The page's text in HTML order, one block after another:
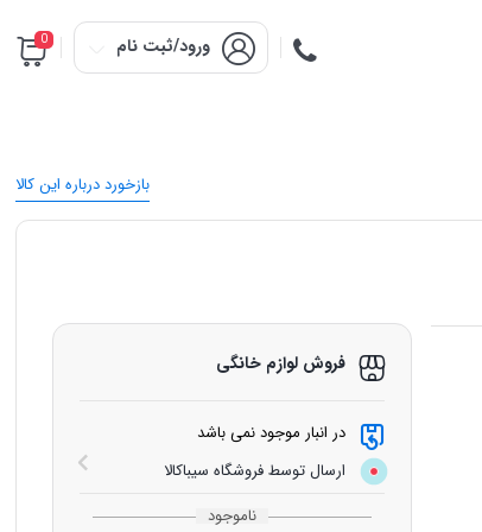
ورود/ثبت نام 0
بازخورد درباره این کالا
فروش لوازم خانگی
در انبار موجود نمی باشد
ارسال توسط فروشگاه سیباکالا
ناموجود